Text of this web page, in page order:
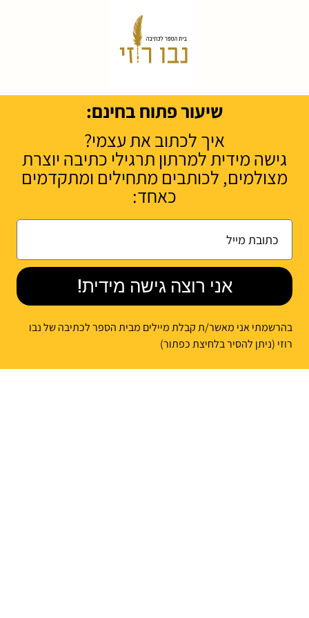
שיעור פתוח בחינם:
איך לכתוב את עצמי?
גישה מידית למרתוןתרגילי כתיבה יוצרת
מצולמים, לכותבים מתחילים ומתקדמים
כאחד:
אני רוצה גישה מידית!
בהרשמתי אני מאשר/ת קבלת מיילים מבית הספר לכתיבה של נבו
רוזי (ניתן להסיר בלחיצת כפתור)